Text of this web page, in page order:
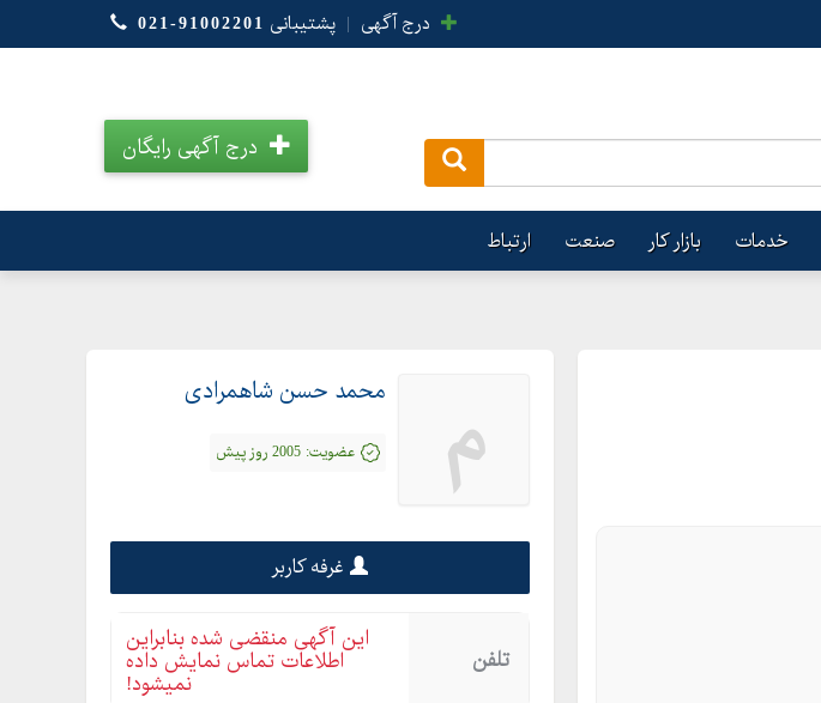
درج آگهی | پشتیبانی 021-91002201
درج آگهی رایگان
خدمات بازار کار صنعت ارتباط
م محمد حسن شاهمرادی
عضویت: 2005 روز پیش
غرفه کاربر
تلفن
این آگهی منقضی شده بنابراین
اطلاعات تماس نمایش داده
نمیشود!